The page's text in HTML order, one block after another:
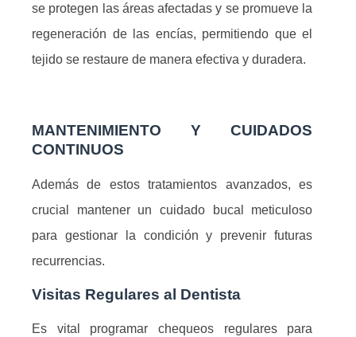
se protegen las áreas afectadas y se promueve la
regeneración de las encías, permitiendo que el
tejido se restaure de manera efectiva y duradera.
MANTENIMIENTO Y CUIDADOS
CONTINUOS
Además de estos tratamientos avanzados, es
crucial mantener un cuidado bucal meticuloso
para gestionar la condición y prevenir futuras
recurrencias.
Visitas Regulares al Dentista
Es vital programar chequeos regulares para